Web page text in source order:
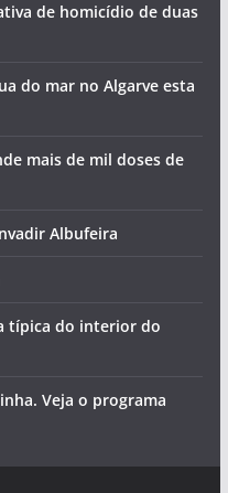
de homicídio de duas
do mar no Algarve esta
mais de mil doses de
Albufeira
típica do interior do
Veja o programa